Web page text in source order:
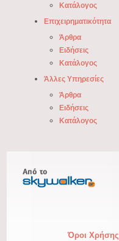
Κατάλογος
Επιχειρηματικότητα
Άρθρα
Ειδήσεις
Κατάλογος
Άλλες Υπηρεσίες
Άρθρα
Ειδήσεις
Κατάλογος
Όροι Χρήσης